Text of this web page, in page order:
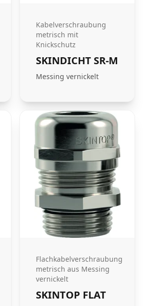
Kabelverschraubung
metrisch mit
Knickschutz
SKINDICHT SR-M
Messing vernickelt
Flachkabelverschraubung
metrisch aus Messing
vernickelt
SKINTOP FLAT